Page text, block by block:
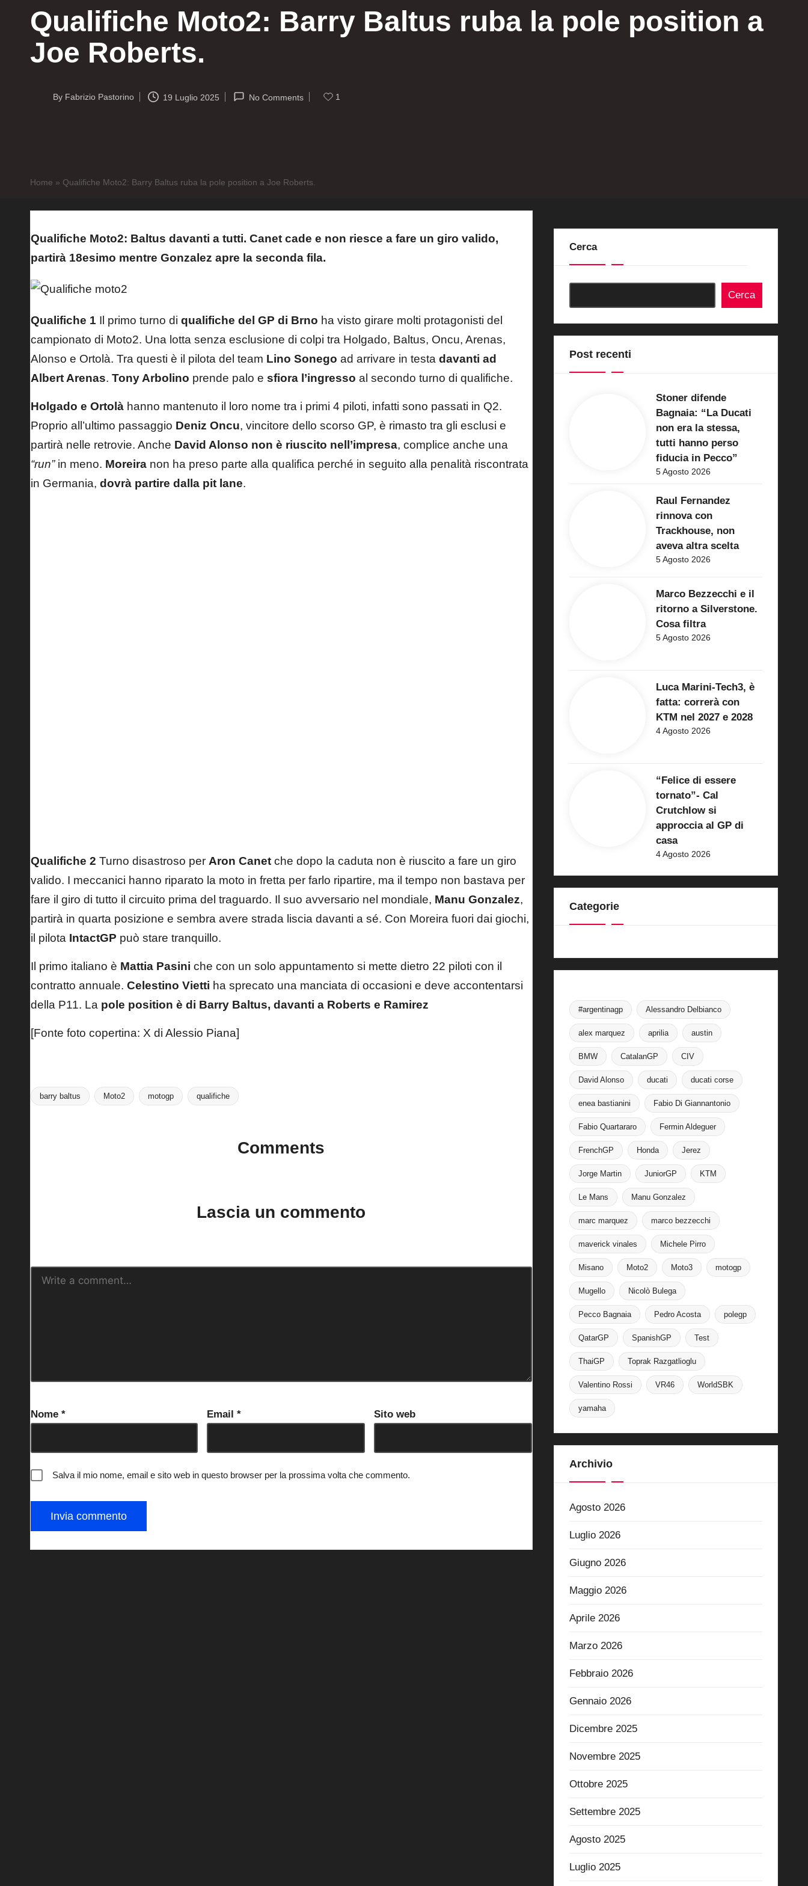
Qualifiche Moto2: Barry Baltus ruba la pole position a
Joe Roberts.
PostedBy Fabrizio Pastorino 19 Luglio 2025 No Comments 1
Home » Qualifiche Moto2: Barry Baltus ruba la pole position a Joe Roberts.
Qualifiche Moto2: Baltus davanti a tutti. Canet cade e non riesce a fare un giro valido,
partirà 18esimo mentre Gonzalez apre la seconda fila.
Qualifiche 1 Il primo turno di qualifiche del GP di Brno ha visto girare molti protagonisti del
campionato di Moto2. Una lotta senza esclusione di colpi tra Holgado, Baltus, Oncu, Arenas,
Alonso e Ortolà. Tra questi è il pilota del team Lino Sonego ad arrivare in testa davanti ad
Albert Arenas. Tony Arbolino prende palo e sfiora l’ingresso al secondo turno di qualifiche.
Holgado e Ortolà hanno mantenuto il loro nome tra i primi 4 piloti, infatti sono passati in Q2.
Proprio all’ultimo passaggio Deniz Oncu, vincitore dello scorso GP, è rimasto tra gli esclusi e
partirà nelle retrovie. Anche David Alonso non è riuscito nell’impresa, complice anche una
“run”in meno. Moreira non ha preso parte alla qualifica perché in seguito alla penalità riscontrata
in Germania, dovrà partire dalla pit lane.
Qualifiche 2 Turno disastroso per Aron Canet che dopo la caduta non è riuscito a fare un giro
valido. I meccanici hanno riparato la moto in fretta per farlo ripartire, ma il tempo non bastava per
fare il giro di tutto il circuito prima del traguardo. Il suo avversario nel mondiale, Manu Gonzalez,
partirà in quarta posizione e sembra avere strada liscia davanti a sé. Con Moreira fuori dai giochi,
il pilota IntactGP può stare tranquillo.
Il primo italiano è Mattia Pasini che con un solo appuntamento si mette dietro 22 piloti con il
contratto annuale. Celestino Vietti ha sprecato una manciata di occasioni e deve accontentarsi
della P11. La pole position è di Barry Baltus, davanti a Roberts e Ramirez
[Fonte foto copertina: X di Alessio Piana]
Tags:
barry baltus Moto2 motogp qualifiche
Comments
Lascia un commento
Nome * Email * Sito web
Salva il mio nome, email e sito web in questo browser per la prossima volta che commento.
Cerca
Cerca
Post recenti
Stoner difende
Bagnaia: “La Ducati
non era la stessa,
tutti hanno perso
fiducia in Pecco”
5 Agosto 2026
Raul Fernandez
rinnova con
Trackhouse, non
aveva altra scelta
5 Agosto 2026
Marco Bezzecchi e il
ritorno a Silverstone.
Cosa filtra
5 Agosto 2026
Luca Marini-Tech3, è
fatta: correrà con
KTM nel 2027 e 2028
4 Agosto 2026
“Felice di essere
tornato”- Cal
Crutchlow si
approccia al GP di
casa
4 Agosto 2026
Categorie
#argentinagp Alessandro Delbianco
alex marquez aprilia austin
BMW CatalanGP CIV
David Alonso ducati ducati corse
enea bastianini Fabio Di Giannantonio
Fabio Quartararo Fermin Aldeguer
FrenchGP Honda Jerez
Jorge Martin JuniorGP KTM
Le Mans Manu Gonzalez
marc marquez marco bezzecchi
maverick vinales Michele Pirro
Misano Moto2 Moto3 motogp
Mugello Nicolò Bulega
Pecco Bagnaia Pedro Acosta polegp
QatarGP SpanishGP Test
ThaiGP Toprak Razgatlioglu
Valentino Rossi VR46 WorldSBK
yamaha
Archivio
Agosto 2026
Luglio 2026
Giugno 2026
Maggio 2026
Aprile 2026
Marzo 2026
Febbraio 2026
Gennaio 2026
Dicembre 2025
Novembre 2025
Ottobre 2025
Settembre 2025
Agosto 2025
Luglio 2025